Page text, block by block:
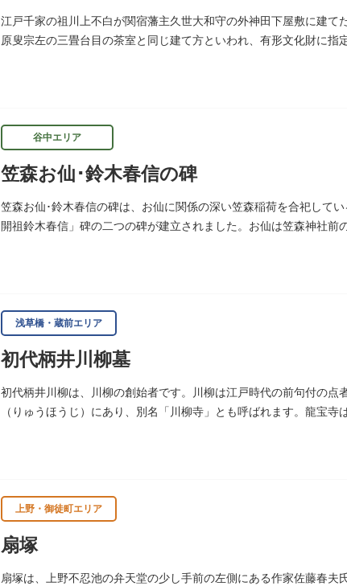
江戸千家の祖川上不白が関宿藩主久世大和守の外神田下屋敷に建
原叟宗左の三畳台目の茶室と同じ建て方といわれ、有形文化財に指
谷中エリア
笠森お仙･鈴木春信の碑
笠森お仙･鈴木春信の碑は、お仙に関係の深い笠森稲荷を合祀して
開祖鈴木春信」碑の二つの碑が建立されました。お仙は笠森神社前
浅草橋・蔵前エリア
初代柄井川柳墓
初代柄井川柳は、川柳の創始者です。川柳は江戸時代の前句付の
（りゅうほうじ）にあり、別名「川柳寺」とも呼ばれます。龍宝
上野・御徒町エリア
扇塚
扇塚は、上野不忍池の弁天堂の少し手前の左側にある作家佐藤春